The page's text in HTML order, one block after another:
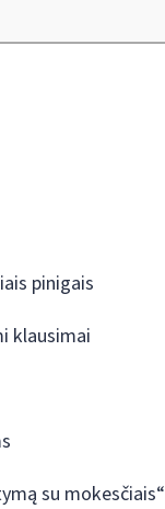
pinigais
klausimai
su mokesčiais“